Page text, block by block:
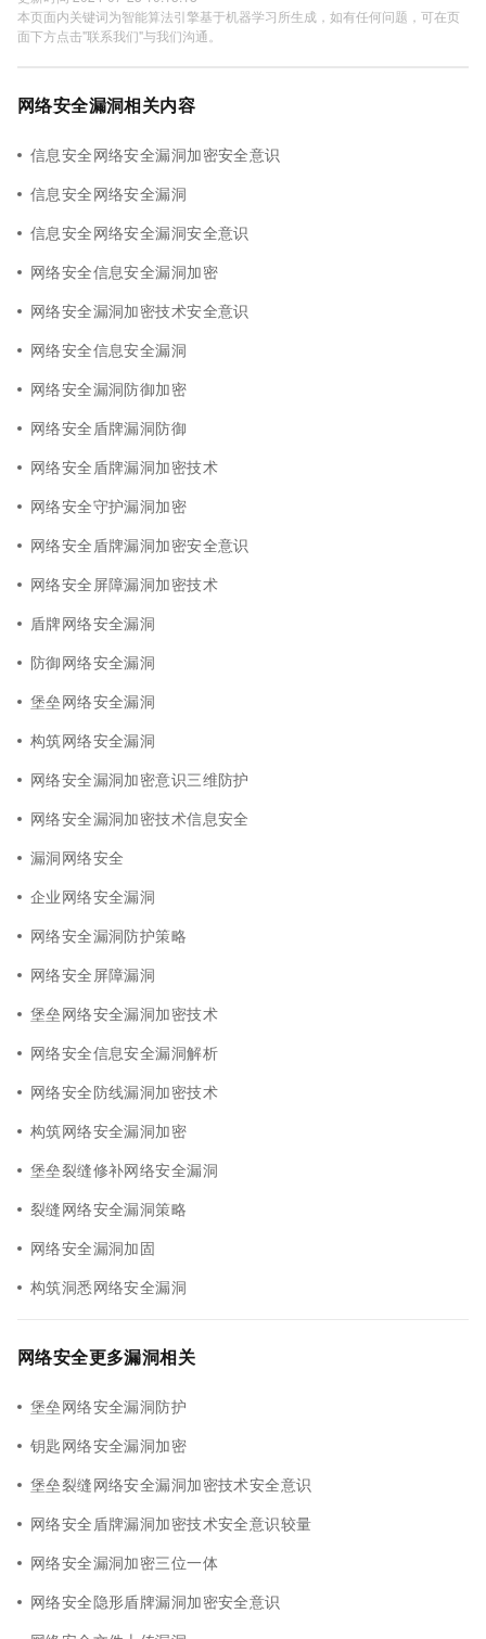
本页面内关键词为智能算法引擎基于机器学习所生成，如有任何问题，可在页
面下方点击"联系我们"与我们沟通。
网络安全漏洞相关内容
信息安全网络安全漏洞加密安全意识
信息安全网络安全漏洞
信息安全网络安全漏洞安全意识
网络安全信息安全漏洞加密
网络安全漏洞加密技术安全意识
网络安全信息安全漏洞
网络安全漏洞防御加密
网络安全盾牌漏洞防御
网络安全盾牌漏洞加密技术
网络安全守护漏洞加密
网络安全盾牌漏洞加密安全意识
网络安全屏障漏洞加密技术
盾牌网络安全漏洞
防御网络安全漏洞
堡垒网络安全漏洞
构筑网络安全漏洞
网络安全漏洞加密意识三维防护
网络安全漏洞加密技术信息安全
漏洞网络安全
企业网络安全漏洞
网络安全漏洞防护策略
网络安全屏障漏洞
堡垒网络安全漏洞加密技术
网络安全信息安全漏洞解析
网络安全防线漏洞加密技术
构筑网络安全漏洞加密
堡垒裂缝修补网络安全漏洞
裂缝网络安全漏洞策略
网络安全漏洞加固
构筑洞悉网络安全漏洞
网络安全更多漏洞相关
堡垒网络安全漏洞防护
钥匙网络安全漏洞加密
堡垒裂缝网络安全漏洞加密技术安全意识
网络安全盾牌漏洞加密技术安全意识较量
网络安全漏洞加密三位一体
网络安全隐形盾牌漏洞加密安全意识